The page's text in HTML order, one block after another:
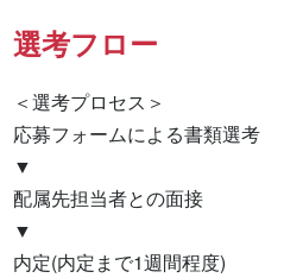
選考フロー
＜選考プロセス＞
応募フォームによる書類選考
▼
配属先担当者との面接
▼
内定(内定まで1週間程度)